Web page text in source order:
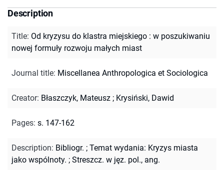
Description
Title: Od kryzysu do klastra miejskiego : w poszukiwaniu
nowej formuły rozwoju małych miast
Journal title: Miscellanea Anthropologica et Sociologica
Creator: Błaszczyk, Mateusz ; Krysiński, Dawid
Pages: s. 147-162
Description: Bibliogr. ; Temat wydania: Kryzys miasta
jako wspólnoty. ; Streszcz. w jęz. pol., ang.